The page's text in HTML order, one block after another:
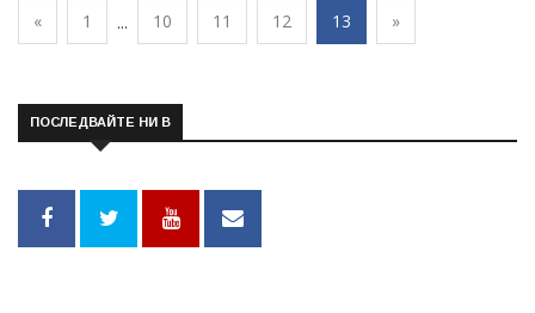
« 1 ... 10 11 12 13 »
ПОСЛЕДВАЙТЕ НИ В